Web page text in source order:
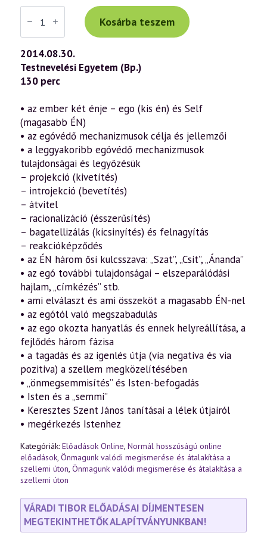
Váradi
Tibor
előadás
(676)
—
Önmagunk
valódi
megismerése
és
a
szellemi
úton
31.
rész
–
Egóvédő
mechanizmusok
(2014.08.30.)
mennyiség
Kosárba teszem
2014.08.30.
Testnevelési Egyetem (Bp.)
130 perc
• az ember két énje – ego (kis én) és Self
(magasabb ÉN)
• az egóvédő mechanizmusok célja és jellemzői
• a leggyakoribb egóvédő mechanizmusok
tulajdonságai és legyőzésük
– projekció (kivetítés)
– introjekció (bevetítés)
– átvitel
– racionalizáció (ésszerűsítés)
– bagatellizálás (kicsinyítés) és felnagyítás
– reakcióképződés
• az ÉN három ősi kulcsszava: „Szat”, „Csit”, „Ánanda”
• az egó további tulajdonságai – elszeparálódási
hajlam, „címkézés” stb.
• ami elválaszt és ami összeköt a magasabb ÉN-nel
• az egótól való megszabadulás
• az ego okozta hanyatlás és ennek helyreállítása, a
fejlődés három fázisa
• a tagadás és az igenlés útja (via negativa és via
pozitiva) a szellem megközelítésében
• „önmegsemmisítés” és Isten-befogadás
• Isten és a „semmi”
• Keresztes Szent János tanításai a lélek útjairól
• megérkezés Istenhez
Kategóriák: Előadások Online, Normál hosszúságú online
előadások, Önmagunk valódi megismerése és átalakítása a
szellemi úton, Önmagunk valódi megismerése és átalakítása a
szellemi úton
VÁRADI TIBOR ELŐADÁSAI DÍJMENTESEN
MEGTEKINTHETŐK ALAPÍTVÁNYUNKBAN!